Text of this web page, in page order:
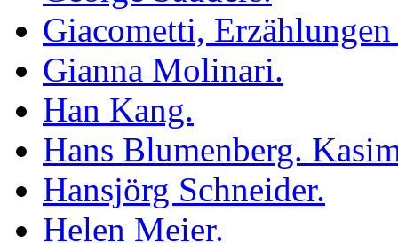
Giacometti,
Gianna Molinari.
Han Kang.
Hans Blumenberg.
Hansjörg Schneider.
Helen Meier.